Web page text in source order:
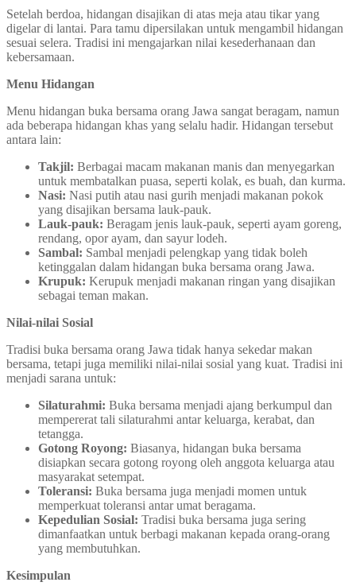
Setelah berdoa, hidangan disajikan di atas meja atau tikar yang
digelar di lantai. Para tamu dipersilakan untuk mengambil hidangan
sesuai selera. Tradisi ini mengajarkan nilai kesederhanaan dan
kebersamaan.
Menu Hidangan
Menu hidangan buka bersama orang Jawa sangat beragam, namun
ada beberapa hidangan khas yang selalu hadir. Hidangan tersebut
antara lain:
Takjil: Berbagai macam makanan manis dan menyegarkan
untuk membatalkan puasa, seperti kolak, es buah, dan kurma.
Nasi: Nasi putih atau nasi gurih menjadi makanan pokok
yang disajikan bersama lauk-pauk.
Lauk-pauk: Beragam jenis lauk-pauk, seperti ayam goreng,
rendang, opor ayam, dan sayur lodeh.
Sambal: Sambal menjadi pelengkap yang tidak boleh
ketinggalan dalam hidangan buka bersama orang Jawa.
Krupuk: Kerupuk menjadi makanan ringan yang disajikan
sebagai teman makan.
Nilai-nilai Sosial
Tradisi buka bersama orang Jawa tidak hanya sekedar makan
bersama, tetapi juga memiliki nilai-nilai sosial yang kuat. Tradisi ini
menjadi sarana untuk:
Silaturahmi: Buka bersama menjadi ajang berkumpul dan
mempererat tali silaturahmi antar keluarga, kerabat, dan
tetangga.
Gotong Royong: Biasanya, hidangan buka bersama
disiapkan secara gotong royong oleh anggota keluarga atau
masyarakat setempat.
Toleransi: Buka bersama juga menjadi momen untuk
memperkuat toleransi antar umat beragama.
Kepedulian Sosial: Tradisi buka bersama juga sering
dimanfaatkan untuk berbagi makanan kepada orang-orang
yang membutuhkan.
Kesimpulan